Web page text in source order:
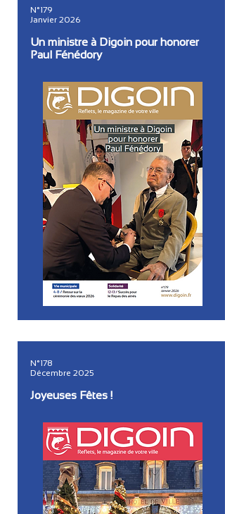
N°179
Janvier 2026
Un ministre à Digoin pour honorer
Paul Fénédory
N°178
Décembre 2025
Joyeuses Fêtes !